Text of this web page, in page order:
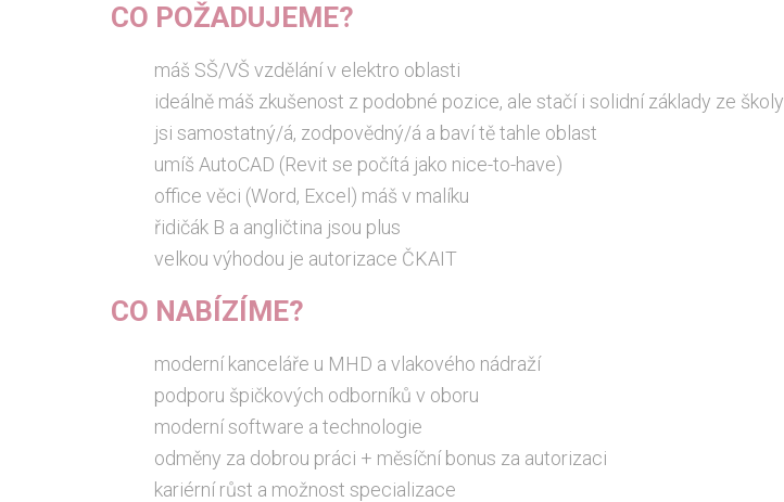
CO POŽADUJEME?
máš SŠ/VŠ vzdělání v elektro oblasti
ideálně máš zkušenost z podobné pozice, ale stačí i solidní základy ze školy
jsi samostatný/á, zodpovědný/á a baví tě tahle oblast
umíš AutoCAD (Revit se počítá jako nice-to-have)
office věci (Word, Excel) máš v malíku
řidičák B a angličtina jsou plus
velkou výhodou je autorizace ČKAIT
CO NABÍZÍME?
moderní kanceláře u MHD a vlakového nádraží
podporu špičkových odborníků v oboru
moderní software a technologie
odměny za dobrou práci + měsíční bonus za autorizaci
kariérní růst a možnost specializace